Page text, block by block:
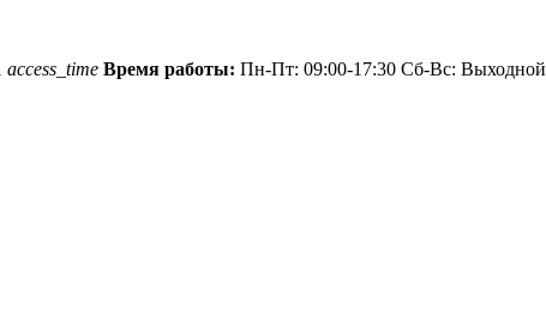
access_time Время работы: Пн-Пт: 09:00-17:30 Сб-Вс: Выходной